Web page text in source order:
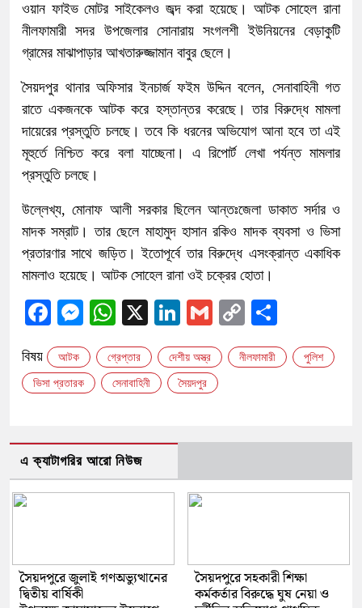
ওয়ান ফাইভ মোটর সাইকেলও জব্দ করা হয়েছে। আটক সোহেল রানা
নীলফামারী সদর উপজেলার সোনারায় সংগলশী ইউনিয়নের বেড়াকুটি
গ্রামের মাঝাপাড়ার আখতারুজ্জামান বাবুর ছেলে।
সৈয়দপুর থানার অফিসার ইনচার্জ ফইম উদ্দিন বলেন, সেনাবাহিনী গত
রাতে একজনকে আটক করে হস্তান্তর করেছে। তার বিরুদ্ধে মামলা
দায়েরের প্রস্তুতি চলছে। তবে কি ধরনের অভিযোগ আনা হবে তা এই
মূহুর্তে নিশ্চিত করে বলা যাচ্ছেনা। এ রিপোর্ট লেখা পর্যন্ত মামলার
প্রস্তুতি চলছে।
উল্লেখ্য, মোনাফ আলী সরকার ছিলেন আন্তঃজেলা ডাকাত সর্দার ও
মাদক সম্রাট। তার ছেলে মাহামুদ হাসান রকিও মাদক ব্যবসা ও ভিসা
প্রতারণার সাথে জড়িত। ইতোপূর্বে তার বিরুদ্ধে এসংক্রান্ত একাধিক
মামলাও হয়েছে। আটক সোহেল রানা ওই চক্রের হোতা।
Facebook
Messenger
WhatsApp
X LinkedIn
GmailCopy
Link
বিষয় আটক গ্রেপ্তার দেশীয় অস্ত্র নীলফামারী পুলিশ
ভিসা প্রতারক সেনাবাহিনী সৈয়দপুর
এ ক্যাটাগরির আরো নিউজ
সৈয়দপুরে জুলাই গণঅভ্যুত্থানের
দ্বিতীয় বার্ষিকী
সৈয়দপুরে সহকারী শিক্ষা
কর্মকর্তার বিরুদ্ধে ঘুষ নেয়া ও